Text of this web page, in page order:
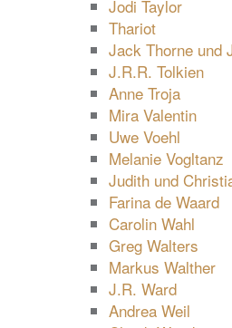
Jodi Taylor
Thariot
Jack Thorne und
J.R.R. Tolkien
Anne Troja
Mira Valentin
Uwe Voehl
Melanie Vogltanz
Judith und
Farina de Waard
Carolin Wahl
Greg Walters
Markus Walther
J.R. Ward
Andrea Weil